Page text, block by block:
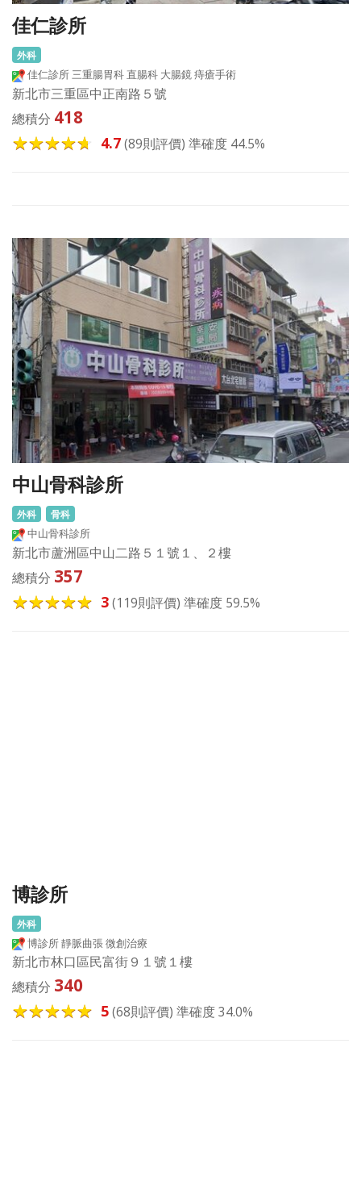
佳仁診所
外科
佳仁診所 三重腸胃科 直腸科 大腸鏡 痔瘡手術
新北市三重區中正南路５號
總積分 418
4.7(89則評價) 準確度 44.5%
中山骨科診所
外科 骨科
中山骨科診所
新北市蘆洲區中山二路５１號１、２樓
總積分 357
3(119則評價) 準確度 59.5%
博診所
外科
博診所 靜脈曲張 微創治療
新北市林口區民富街９１號１樓
總積分 340
5(68則評價) 準確度 34.0%